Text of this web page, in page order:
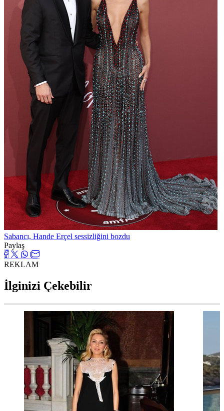
Sabancı, Hande Erçel sessizliğini bozdu
Paylaş
REKLAM
İlginizi Çekebilir